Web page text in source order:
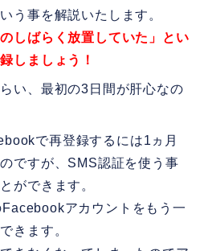
う事を解説いたします。
しばらく放置していた」とい
しましょう！
い、最初の3日間が肝心なの
で再登録するには1ヵ月
ですが、SMS認証を使う事
ができます。
アカウントをもう一
きます。